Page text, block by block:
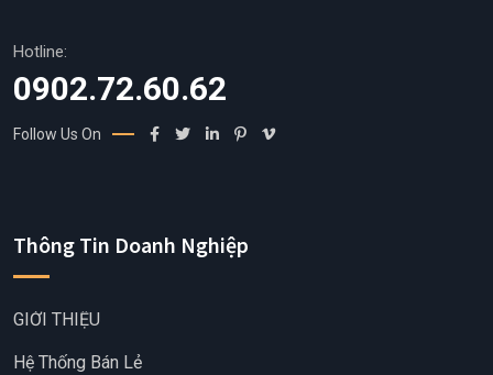
Hotline:
0902.72.60.62
Follow Us On
Thông Tin Doanh Nghiệp
GIỚI THIỆU
Hệ Thống Bán Lẻ